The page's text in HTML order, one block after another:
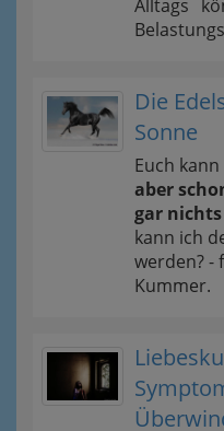
Alltags
Die
Sonne
Euch
aber
gar
kann ich
werden? -
Kummer.